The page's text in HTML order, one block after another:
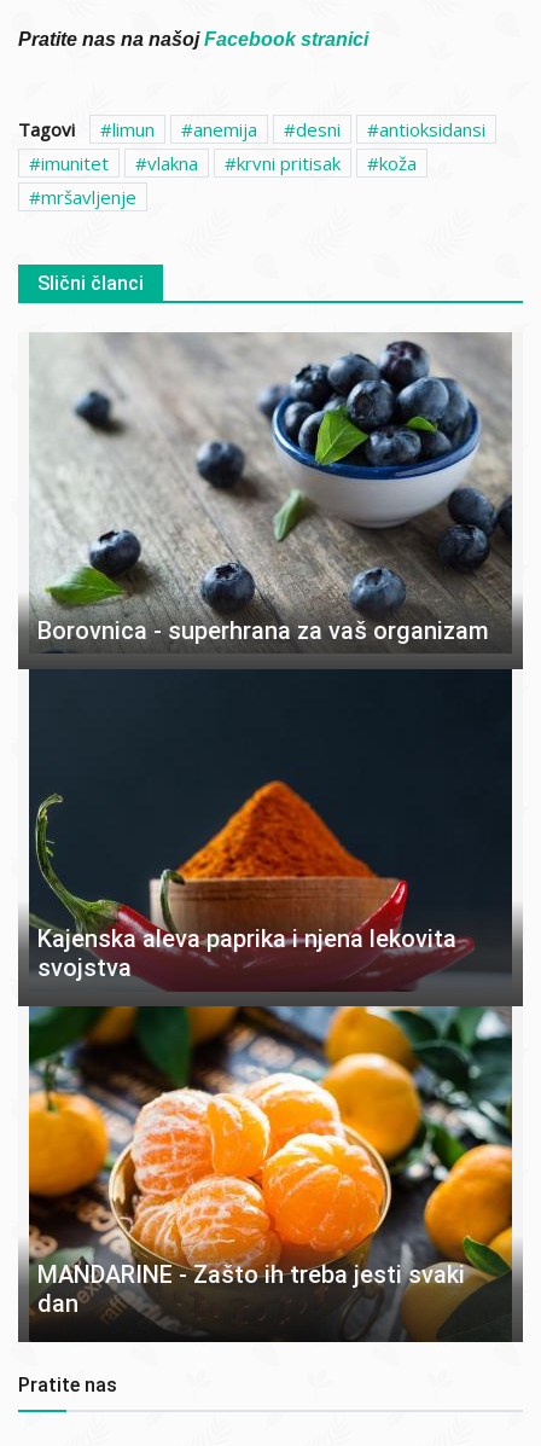
Pratite nas na našojFacebook stranici
Tagovi limun anemija desni
antioksidansi
imunitet
vlakna krvni pritisak
koža
mršavljenje
Slični članci
Borovnica - superhrana za vaš organizam
Kajenska aleva paprika i njena lekovita
svojstva
MANDARINE - Zašto ih treba jesti svaki
dan
Pratite nas